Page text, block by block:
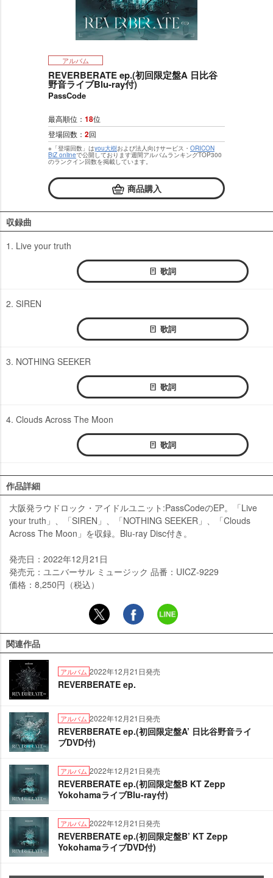
アルバム
REVERBERATE ep.(初回限定盤A 日比谷
野音ライブBlu-ray付)
PassCode
最高順位： 18位
登場回数： 2回
※「登場回数」はyou大樹および法人向けサービス・ ORICON
BiZ onlineで公開しております週間アルバムランキングTOP300
のランクイン回数を掲載しています。
商品購入
収録曲
1. Live your truth
歌詞
2. SIREN
歌詞
3. NOTHING SEEKER
歌詞
4. Clouds Across The Moon
歌詞
作品詳細
大阪発ラウドロック・アイドルユニット:PassCodeのEP。「Live
your truth」、「SIREN」、「NOTHING SEEKER」、「Clouds
Across The Moon」を収録。Blu-ray Disc付き。
発売日：2022年12月21日
発売元：ユニバーサル ミュージック 品番：UICZ-9229
価格：8,250円（税込）
関連作品
アルバム 2022年12月21日発売
REVERBERATE ep.
アルバム 2022年12月21日発売
REVERBERATE ep.(初回限定盤A’ 日比谷野音ライ
ブDVD付)
アルバム 2022年12月21日発売
REVERBERATE ep.(初回限定盤B KT Zepp
YokohamaライブBlu-ray付)
アルバム 2022年12月21日発売
REVERBERATE ep.(初回限定盤B’ KT Zepp
YokohamaライブDVD付)